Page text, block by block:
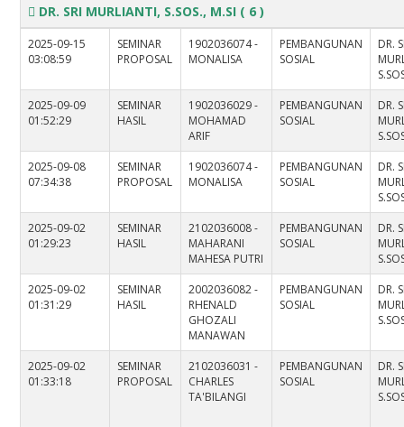
DR. SRI MURLIANTI, S.SOS., M.SI ( 6 )
2025-09-15
03:08:59
SEMINAR
PROPOSAL
1902036074 -
MONALISA
PEMBANGUNAN
SOSIAL
DR.
2025-09-09
01:52:29
SEMINAR
HASIL
1902036029 -
MOHAMAD
ARIF
PEMBANGUNAN
SOSIAL
DR.
2025-09-08
07:34:38
SEMINAR
PROPOSAL
1902036074 -
MONALISA
PEMBANGUNAN
SOSIAL
DR.
2025-09-02
01:29:23
SEMINAR
HASIL
2102036008 -
MAHARANI
MAHESA PUTRI
PEMBANGUNAN
SOSIAL
DR.
2025-09-02
01:31:29
SEMINAR
HASIL
2002036082 -
RHENALD
GHOZALI
MANAWAN
PEMBANGUNAN
SOSIAL
DR.
2025-09-02
01:33:18
SEMINAR
PROPOSAL
2102036031 -
CHARLES
TA'BILANGI
PEMBANGUNAN
SOSIAL
DR.